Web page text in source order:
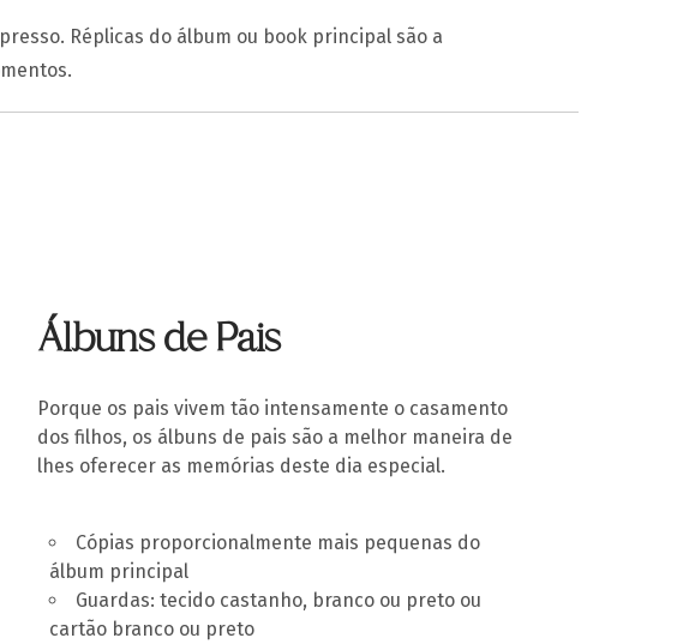
Réplicas do álbum ou book principal são a
Álbuns de Pais
Porque os pais vivem tão intensamente o casamento
dos filhos, os álbuns de pais são a melhor maneira de
lhes oferecer as memórias deste dia especial.
Cópias proporcionalmente mais pequenas do
álbum principal
Guardas: tecido castanho, branco ou preto ou
cartão branco ou preto